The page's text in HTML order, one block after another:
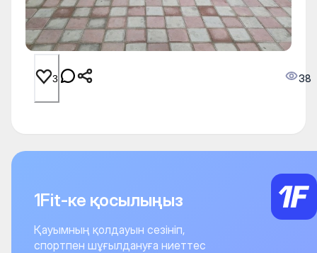
3 38
1Fit-ке қосылыңыз
Қауымның қолдауын сезініп,
спортпен шұғылдануға ниеттес